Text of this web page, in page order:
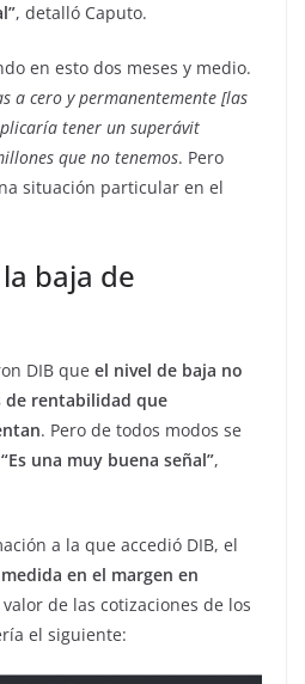
, detalló Caputo.
en esto dos meses y medio.
a cero y permanentemente [las
tener un superávit
que no tenemos. Pero
situación particular en el
baja de
DIB que el nivel de baja no
de rentabilidad que
. Pero de todos modos se
“Es una muy buena señal”,
a la que accedió DIB, el
en el margen en
valor de las cotizaciones de los
el siguiente: